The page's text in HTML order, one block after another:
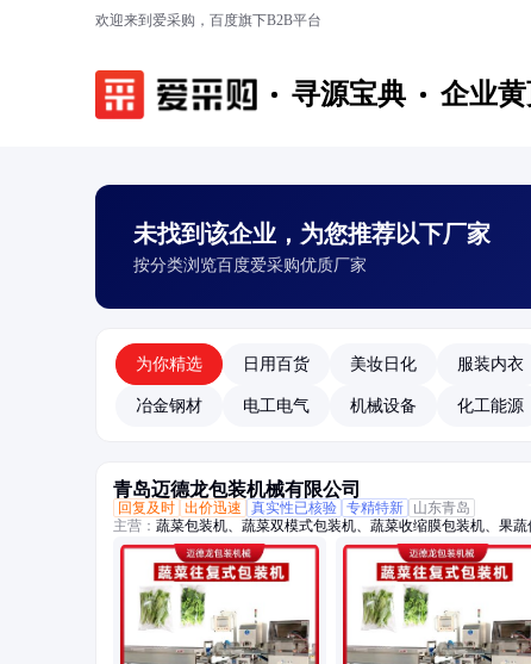
欢迎来到爱采购，百度旗下B2B平台
寻源宝典 企业
未找到该企业，为您推荐以下厂家
按分类浏览百度爱采购优质厂家
为你精选 日用百货 美妆日化 服装内衣
冶金钢材 电工电气 机械设备 化工能源
青岛迈德龙包装机械有限公司
回复及时 出价迅速 真实性已核验 专精特新
山东青岛
主营： 蔬菜包装机、蔬菜双模式包装机、蔬菜收缩膜包装机、果
包装机、保鲜包装机、蔬菜高速包装机、称重贴标机、冬瓜定量切